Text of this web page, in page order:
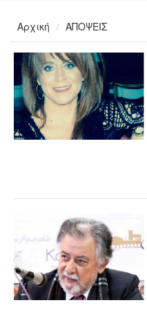
Αρχική ΑΠΟΨΕΙΣ